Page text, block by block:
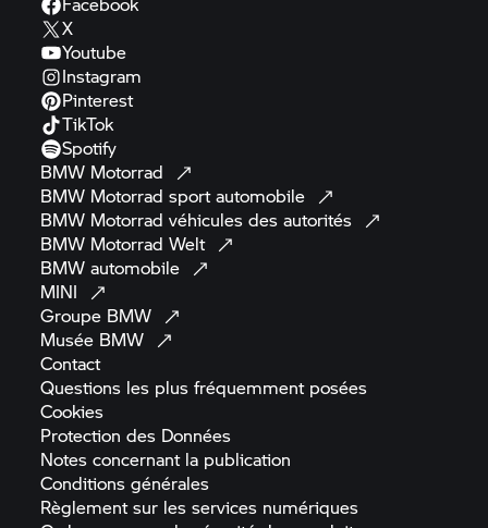
X
Youtube
Instagram
Pinterest
TikTok
Spotify
BMW Motorrad
BMW Motorrad sportautomobile
BMW Motorrad véhicules desautorités
BMW Motorrad Welt
BMWautomobile
MINI
Groupe BMW
Musée BMW
Contact
Questions les plus fréquemment posées
Cookies
Protection des Données
Notes concernant la publication
Conditionsgénérales
Règlement sur les services numériques